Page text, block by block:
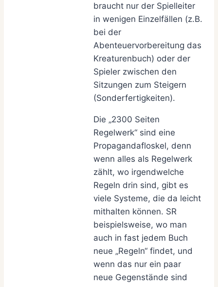
braucht nur der Spielleiter
in wenigen Einzelfällen (z.B.
bei der
Abenteuervorbereitung das
Kreaturenbuch) oder der
Spieler zwischen den
Sitzungen zum Steigern
(Sonderfertigkeiten).
Die „2300 Seiten
Regelwerk“ sind eine
Propagandafloskel, denn
wenn alles als Regelwerk
zählt, wo irgendwelche
Regeln drin sind, gibt es
viele Systeme, die da leicht
mithalten können. SR
beispielsweise, wo man
auch in fast jedem Buch
neue „Regeln“ findet, und
wenn das nur ein paar
neue Gegenstände sind